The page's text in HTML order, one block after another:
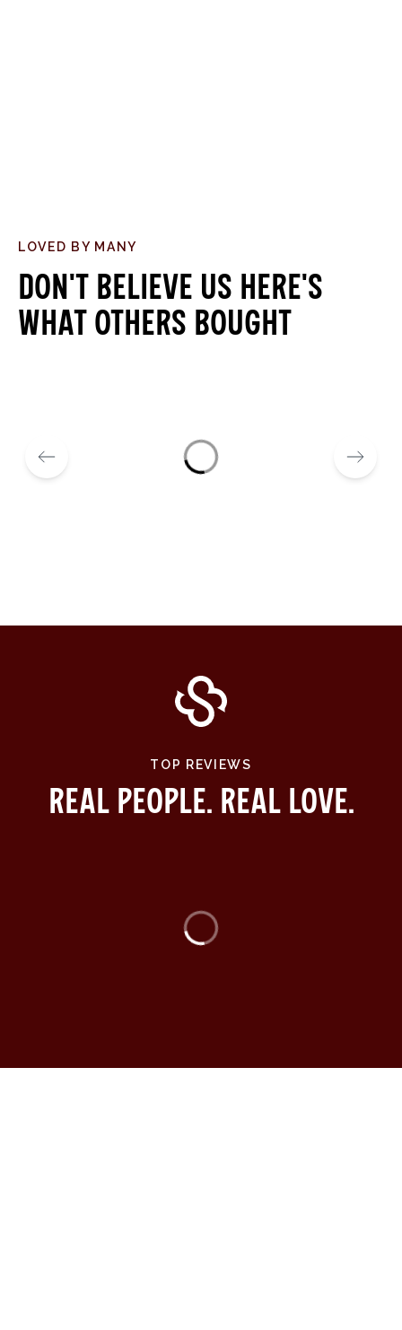
LOVED BY MANY
Don't believe us here's
what others bought
TOP REVIEWS
Real People. Real Love.